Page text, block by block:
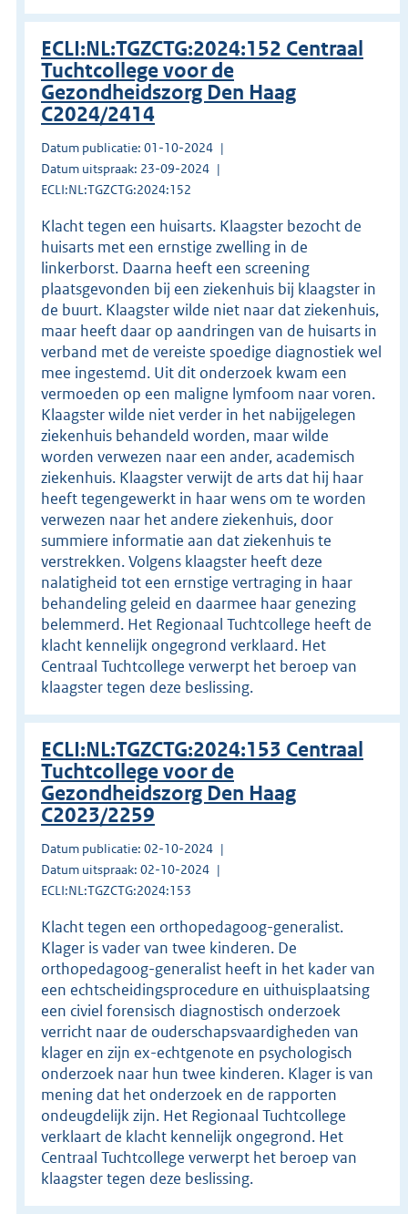
ECLI:NL:TGZCTG:2024:152 Centraal
Tuchtcollege voor de
Gezondheidszorg Den Haag
C2024/2414
Datum publicatie: 01-10-2024
Datum uitspraak: 23-09-2024
ECLI:NL:TGZCTG:2024:152
Klacht tegen een huisarts. Klaagster bezocht de
huisarts met een ernstige zwelling in de
linkerborst. Daarna heeft een screening
plaatsgevonden bij een ziekenhuis bij klaagster in
de buurt. Klaagster wilde niet naar dat ziekenhuis,
maar heeft daar op aandringen van de huisarts in
verband met de vereiste spoedige diagnostiek wel
mee ingestemd. Uit dit onderzoek kwam een
vermoeden op een maligne lymfoom naar voren.
Klaagster wilde niet verder in het nabijgelegen
ziekenhuis behandeld worden, maar wilde
worden verwezen naar een ander, academisch
ziekenhuis. Klaagster verwijt de arts dat hij haar
heeft tegengewerkt in haar wens om te worden
verwezen naar het andere ziekenhuis, door
summiere informatie aan dat ziekenhuis te
verstrekken. Volgens klaagster heeft deze
nalatigheid tot een ernstige vertraging in haar
behandeling geleid en daarmee haar genezing
belemmerd. Het Regionaal Tuchtcollege heeft de
klacht kennelijk ongegrond verklaard. Het
Centraal Tuchtcollege verwerpt het beroep van
klaagster tegen deze beslissing.
ECLI:NL:TGZCTG:2024:153 Centraal
Tuchtcollege voor de
Gezondheidszorg Den Haag
C2023/2259
Datum publicatie: 02-10-2024
Datum uitspraak: 02-10-2024
ECLI:NL:TGZCTG:2024:153
Klacht tegen een orthopedagoog-generalist.
Klager is vader van twee kinderen. De
orthopedagoog-generalist heeft in het kader van
een echtscheidingsprocedure en uithuisplaatsing
een civiel forensisch diagnostisch onderzoek
verricht naar de ouderschapsvaardigheden van
klager en zijn ex-echtgenote en psychologisch
onderzoek naar hun twee kinderen. Klager is van
mening dat het onderzoek en de rapporten
ondeugdelijk zijn. Het Regionaal Tuchtcollege
verklaart de klacht kennelijk ongegrond. Het
Centraal Tuchtcollege verwerpt het beroep van
klaagster tegen deze beslissing.